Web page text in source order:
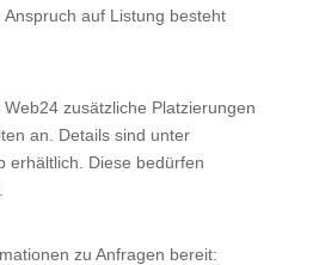
auf Listung besteht
zusätzliche Platzierungen
an. Details sind unter
erhältlich. Diese bedürfen
zu Anfragen bereit: